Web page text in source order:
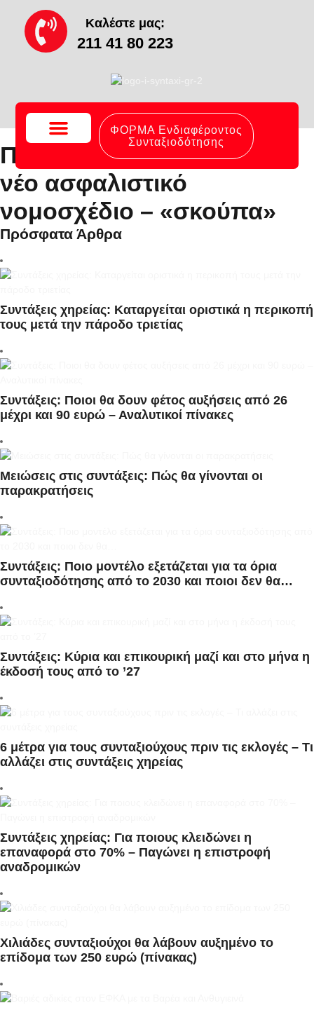
Καλέστε μας:
211 41 80 223
ΦΟΡΜΑ Ενδιαφέροντος
Συνταξιοδότησης
Ποιες αλλαγές φέρνει το
νέο ασφαλιστικό
νομοσχέδιο – «σκούπα»
Πρόσφατα Άρθρα
Συντάξεις χηρείας: Καταργείται οριστικά η περικοπή
τους μετά την πάροδο τριετίας
Συντάξεις: Ποιοι θα δουν φέτος αυξήσεις από 26
μέχρι και 90 ευρώ – Αναλυτικοί πίνακες
Μειώσεις στις συντάξεις: Πώς θα γίνονται οι
παρακρατήσεις
Συντάξεις: Ποιο μοντέλο εξετάζεται για τα όρια
συνταξιοδότησης από το 2030 και ποιοι δεν θα…
Συντάξεις: Κύρια και επικουρική μαζί και στο μήνα η
έκδοσή τους από το ’27
6 μέτρα για τους συνταξιούχους πριν τις εκλογές – Τι
αλλάζει στις συντάξεις χηρείας
Συντάξεις χηρείας: Για ποιους κλειδώνει η
επαναφορά στο 70% – Παγώνει η επιστροφή
αναδρομικών
Χιλιάδες συνταξιούχοι θα λάβουν αυξημένο το
επίδομα των 250 ευρώ (πίνακας)